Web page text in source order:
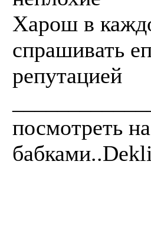
Харош в
спрашивать
репутацией
посмотреть